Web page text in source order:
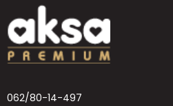
062/80-14-497